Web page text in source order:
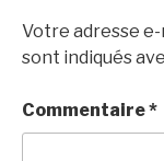
Votre adresse e-
sont indiqués
Commentaire*